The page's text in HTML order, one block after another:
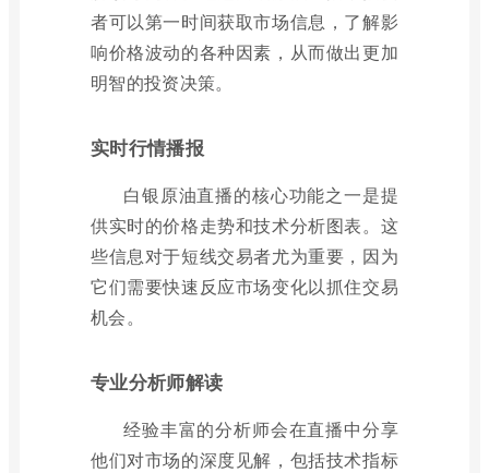
者可以第一时间获取市场信息，了解影
响价格波动的各种因素，从而做出更加
明智的投资决策。
实时行情播报
白银原油直播的核心功能之一是提
供实时的价格走势和技术分析图表。这
些信息对于短线交易者尤为重要，因为
它们需要快速反应市场变化以抓住交易
机会。
专业分析师解读
经验丰富的分析师会在直播中分享
他们对市场的深度见解，包括技术指标